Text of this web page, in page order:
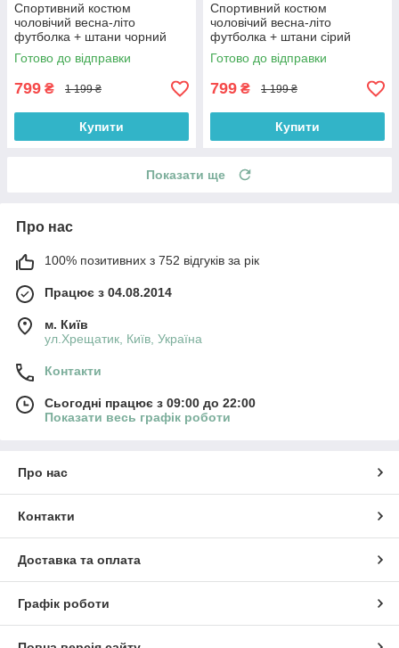
Спортивний костюм
чоловічий весна-літо
футболка + штани чорний
Туреччина. Живе фото.
Чоловічий спортивний
Готово до відправки
799 ₴ 1 199 ₴
Купити
Спортивний костюм
чоловічий весна-літо
футболка + штани сірий
Туреччина. Живе фото.
Чоловічий спортивний
Готово до відправки
799 ₴ 1 199 ₴
Купити
Показати ще
Про нас
100% позитивних з 752 відгуків за рік
Працює з 04.08.2014
м. Київ
ул.Хрещатик, Київ, Україна
Контакти
Сьогодні працює з 09:00 до 22:00
Показати весь графік роботи
Про нас
Контакти
Доставка та оплата
Графік роботи